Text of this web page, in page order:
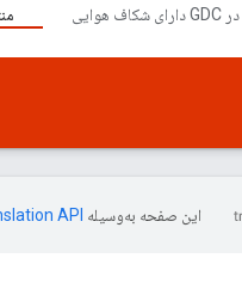
این صفحه به‌وسیله